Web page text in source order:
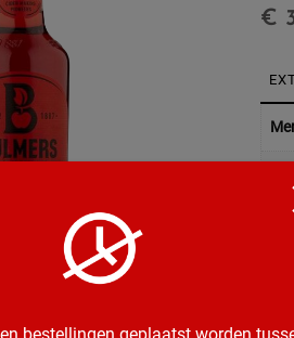
€
bestellingen geplaatst worden